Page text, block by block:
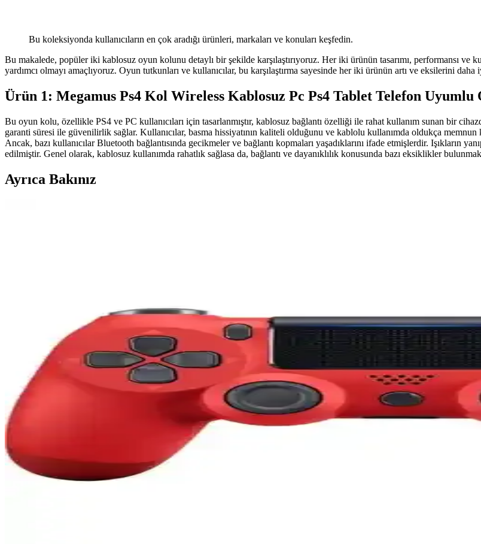
Bu koleksiyonda kullanıcıların en çok aradığı ürünleri, markaları ve konuları keşfedin.
Bu makalede, popüler iki kablosuz oyun kolunu detaylı bir şekilde karşılaştırıyoruz. Her iki ürünün tasarımı, performansı ve
yardımcı olmayı amaçlıyoruz. Oyun tutkunları ve kullanıcılar, bu karşılaştırma sayesinde her iki ürünün artı ve eksilerini
Ürün 1: Megamus Ps4 Kol Wireless Kablosuz Pc Ps4 Tablet Telefon Uyumlu
Bu oyun kolu, özellikle PS4 ve PC kullanıcıları için tasarlanmıştır, kablosuz bağlantı özelliği ile rahat kullanım sunan bir
garanti süresi ile güvenilirlik sağlar. Kullanıcılar, basma hissiyatının kaliteli olduğunu ve kablolu kullanımda oldukça memnun
Ancak, bazı kullanıcılar Bluetooth bağlantısında gecikmeler ve bağlantı kopmaları yaşadıklarını ifade etmişlerdir. Işıkların
edilmiştir. Genel olarak, kablosuz kullanımda rahatlık sağlasa da, bağlantı ve dayanıklılık konusunda bazı eksiklikler
Ayrıca Bakınız
Megamus ve Sarftech PS4 Kablosuz Oyun Kolları Karşılaştırması ve Kullanıcı Yorumları
İki popüler PS4 kablosuz oyun kolunun tasarım, performans ve kullanıcı memnuniyeti açısından detaylı karşılaştırması.
Anunnaki Kablosuz PC ve PS4 Uyumlu Oyun Kolu Gelişmiş Tasarım ve Özellikler
Anunnaki kablosuz oyun kolu, PC ve PS4 uyumlu, ergonomik tasarımı, gelişmiş özellikleri ve uzun pil ömrü ile üstün oyun
Airstorr ve Megamus PS4 Kol Karşılaştırması: Özellikler ve Performans Analizi
Airstorr ve Megamus PS4 kol ürünlerinin özellikleri, performansları ve kullanıcı deneyimleri detaylı şekilde karşılaştırıldı.
Megamus ve Sarftech PS4 Kol Karşılaştırması: Tasarım, Performans ve Kullanıcı Yorumları
Bu makalede, Megamus ve Sarftech PS4 kablosuz oyun kolunun tasarım, performans ve kullanıcı deneyimleri açısından detaylı